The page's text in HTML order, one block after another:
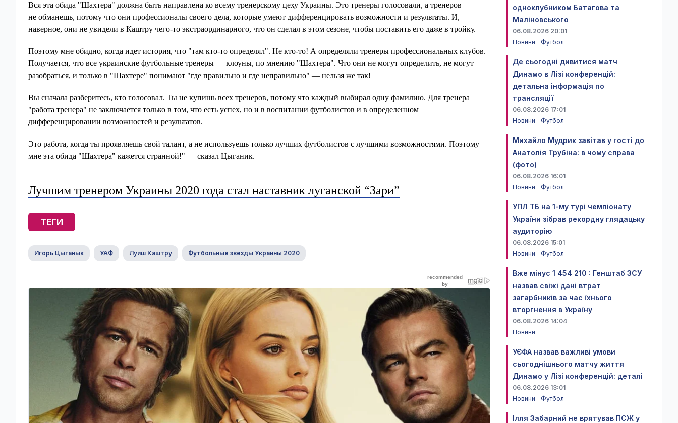
Вся эта обида "Шахтера" должна быть направлена ​​ко всему тренерскому цеху Украины. Это тренеры голосовали, а тренеров
не обманешь, потому что они профессионалы своего дела, которые умеют дифференцировать возможности и результаты. И,
наверное, они не увидели в Каштру чего-то экстраординарного, что он сделал в этом сезоне, чтобы поставить его даже в тройку.
Поэтому мне обидно, когда идет история, что "там кто-то определял". Не кто-то! А определяли тренеры профессиональных клубов.
Получается, что все украинские футбольные тренеры — клоуны, по мнению "Шахтера". Что они не могут определить, не могут
разобраться, и только в "Шахтере" понимают "где правильно и где неправильно" — нельзя же так!
Вы сначала разберитесь, кто голосовал. Ты не купишь всех тренеров, потому что каждый выбирал одну фамилию. Для тренера
"работа тренера" не заключается только в том, что есть успех, но и в воспитании футболистов и в определенном
дифференцировании возможностей и результатов.
Это работа, когда ты проявляешь свой талант, а не используешь только лучших футболистов с лучшими возможностями. Поэтому
мне эта обида "Шахтера" кажется странной!" — сказал Цыганик.
Лучшим тренером Украины 2020 года стал наставник луганской “Зари”
ТЕГИ
Игорь Цыганык УАФ Луиш Каштру Футбольные звезды Украины 2020
одноклубником Батагова та
Маліновського
06.08.2026 20:01
Новини
Футбол
Де сьогодні дивитися матч
Динамо в Лізі конференцій:
детальна інформація по
трансляції
06.08.2026 17:01
Новини
Футбол
Михайло Мудрик завітав у гості до
Анатолія Трубіна: в чому справа
(фото)
06.08.2026 16:01
Новини
Футбол
УПЛ ТБ на 1-му турі чемпіонату
України зібрав рекордну глядацьку
аудиторію
06.08.2026 15:01
Новини
Футбол
Вже мінус 1 454 210 : Генштаб ЗСУ
назвав свіжі дані втрат
загарбників за час їхнього
вторгнення в Україну
06.08.2026 14:04
Новини
УЄФА назвав важливі умови
сьогоднішнього матчу життя
Динамо у Лізі конференцій: деталі
06.08.2026 13:01
Новини
Футбол
Ілля Забарний не врятував ПСЖ у